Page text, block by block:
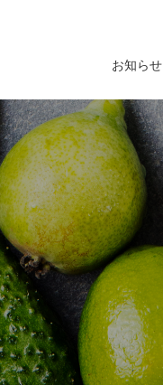
お知らせ
てTOP
組み